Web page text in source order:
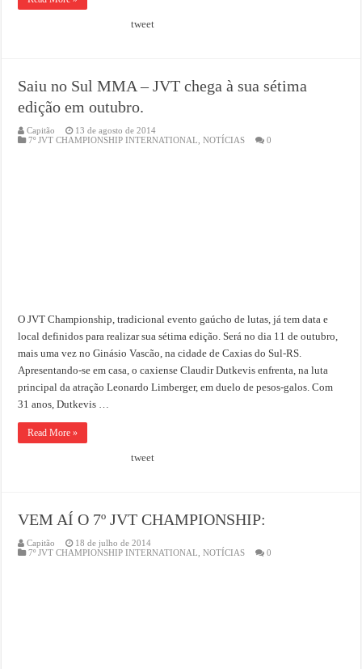
tweet
Saiu no Sul MMA – JVT chega à sua sétima
edição em outubro.
Capitão
13 de agosto de 2014
7º JVT CHAMPIONSHIP INTERNATIONAL ,NOTÍCIAS 0
O JVT Championship, tradicional evento gaúcho de lutas, já tem data e
local definidos para realizar sua sétima edição. Será no dia 11 de outubro,
mais uma vez no Ginásio Vascão, na cidade de Caxias do Sul-RS.
Apresentando-se em casa, o caxiense Claudir Dutkevis enfrenta, na luta
principal da atração Leonardo Limberger, em duelo de pesos-galos. Com
31 anos, Dutkevis …
Read More »
tweet
VEM AÍ O 7º JVT CHAMPIONSHIP:
Capitão
18 de julho de 2014
7º JVT CHAMPIONSHIP INTERNATIONAL ,NOTÍCIAS 0